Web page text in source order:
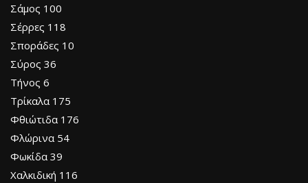
Σάμος 100
Σέρρες 118
Σποράδες 10
Σύρος 36
Τήνος 6
Τρίκαλα 175
Φθιώτιδα 176
Φλώρινα 54
Φωκίδα 39
Χαλκιδική 116